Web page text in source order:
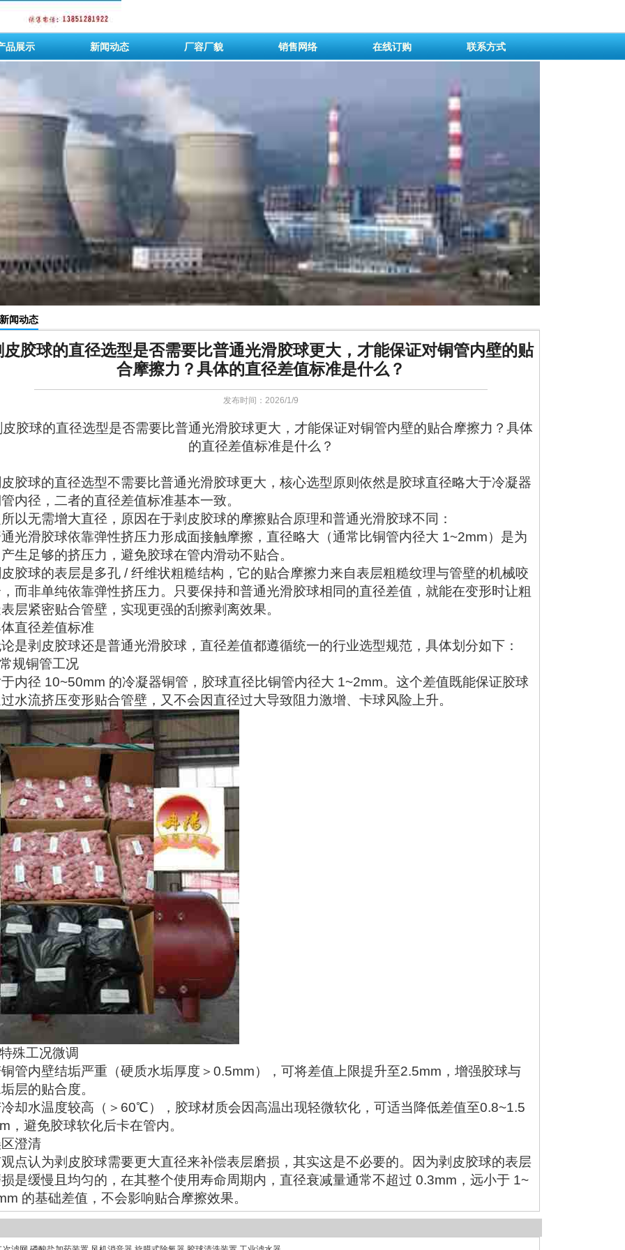
品展示 新闻动态 厂容厂貌 销售网络 在线订购 联系方式
新闻动态
皮胶球的直径选型是否需要比普通光滑胶球更大，才能保证对铜管内壁的贴
合摩擦力？具体的直径差值标准是什么？
发布时间：2026/1/9
胶球的直径选型是否需要比普通光滑胶球更大，才能保证对铜管内壁的贴合摩擦力？具体
的直径差值标准是什么？
胶球的直径选型不需要比普通光滑胶球更大，核心选型原则依然是胶球直径略大于冷凝器
内径，二者的直径差值标准基本一致。
以无需增大直径，原因在于剥皮胶球的摩擦贴合原理和普通光滑胶球不同：
光滑胶球依靠弹性挤压力形成面接触摩擦，直径略大（通常比铜管内径大 1~2mm）是为
生足够的挤压力，避免胶球在管内滑动不贴合。
胶球的表层是多孔 / 纤维状粗糙结构，它的贴合摩擦力来自表层粗糙纹理与管壁的机械咬
而非单纯依靠弹性挤压力。只要保持和普通光滑胶球相同的直径差值，就能在变形时让粗
层紧密贴合管壁，实现更强的刮擦剥离效果。
直径差值标准
是剥皮胶球还是普通光滑胶球，直径差值都遵循统一的行业选型规范，具体划分如下：
规铜管工况
内径 10~50mm 的冷凝器铜管，胶球直径比铜管内径大 1~2mm。这个差值既能保证胶球
水流挤压变形贴合管壁，又不会因直径过大导致阻力激增、卡球风险上升。
殊工况微调
管内壁结垢严重（硬质水垢厚度＞0.5mm），可将差值上限提升至2.5mm，增强胶球与
层的贴合度。
却水温度较高（＞60℃），胶球材质会因高温出现轻微软化，可适当降低差值至0.8~1.5
，避免胶球软化后卡在管内。
澄清
点认为剥皮胶球需要更大直径来补偿表层磨损，其实这是不必要的。因为剥皮胶球的表层
是缓慢且均匀的，在其整个使用寿命周期内，直径衰减量通常不超过 0.3mm，远小于 1~
的基础差值，不会影响贴合摩擦效果。